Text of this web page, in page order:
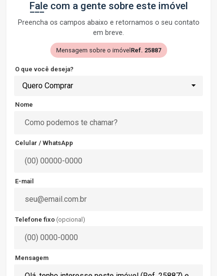
Fale com a gente sobre este imóvel
Preencha os campos abaixo e retornamos o seu contato
em breve.
Mensagem sobre o imóvel Ref. 25887
O que você deseja?
Quero Comprar
Nome
Celular / WhatsApp
E-mail
Telefone fixo (opcional)
Mensagem